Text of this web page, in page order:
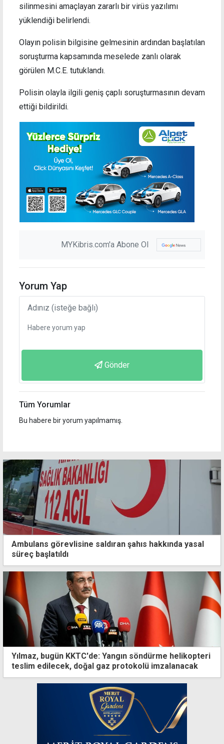
silinmesini amaçlayan zararlı bir virüs yazılımı
yüklendiği belirlendi.
Olayın polisin bilgisine gelmesinin ardından başlatılan
soruşturma kapsamında meselede zanlı olarak
görülen M.C.E. tutuklandı.
Polisin olayla ilgili geniş çaplı soruşturmasının devam
ettiği bildirildi.
MYKibris.com'a Abone Ol
Yorum Yap
Gönder
Tüm Yorumlar
Bu habere bir yorum yapılmamış.
Ambulans görevlisine saldıran şahıs hakkında yasal
süreç başlatıldı
Yılmaz, bugün KKTC'de: Yangın söndürme helikopteri
teslim edilecek, doğal gaz protokolü imzalanacak